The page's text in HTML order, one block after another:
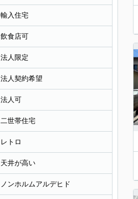
輸入住宅
飲食店可
法人限定
法人契約希望
法人可
二世帯住宅
レトロ
天井が高い
ノンホルムアルデヒド